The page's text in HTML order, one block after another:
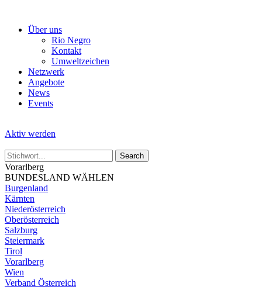
Über uns
Rio Negro
Kontakt
Umweltzeichen
Netzwerk
Angebote
News
Events
Aktiv werden
Vorarlberg
BUNDESLAND WÄHLEN
Burgenland
Kärnten
Niederösterreich
Oberösterreich
Salzburg
Steiermark
Tirol
Vorarlberg
Wien
Verband Österreich